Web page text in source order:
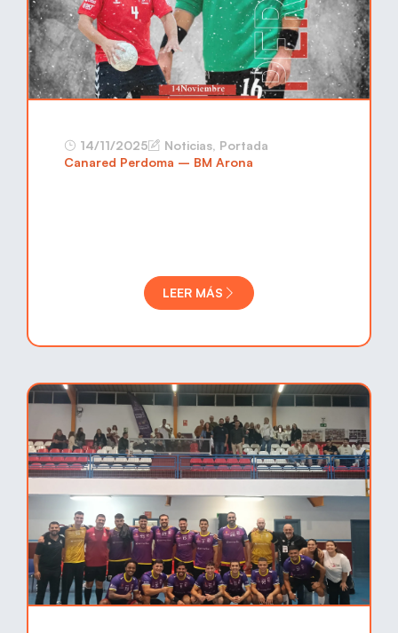
14/11/2025 Noticias, Portada
Canared Perdoma – BM Arona
LEER MÁS